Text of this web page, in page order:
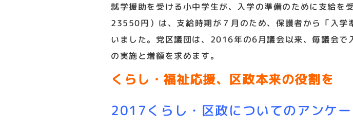
就学援助を受ける小中学生が、入学の準備のために支給
23550円）は、支給時期が７月のため、保護者から「入学
いました。党区議団は、2016年の6月議会以来、毎議会
の実施と増額を求めます。
くらし・福祉応援、区政本来の役割を
2017くらし・区政についてのアンケ